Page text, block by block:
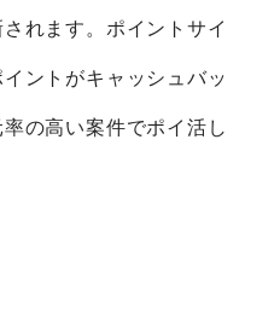
れます。ポイントサイ
ントがキャッシュバッ
の高い案件でポイ活し